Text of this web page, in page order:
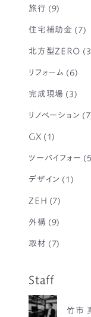
旅行 (9)
住宅補助金 (7)
北方型ZERO
リフォーム (6)
完成現場 (3)
リノベーション
GX (1)
ツーバイフォー
デザイン (1)
ZEH (7)
外構 (9)
取材 (7)
Staff
竹市